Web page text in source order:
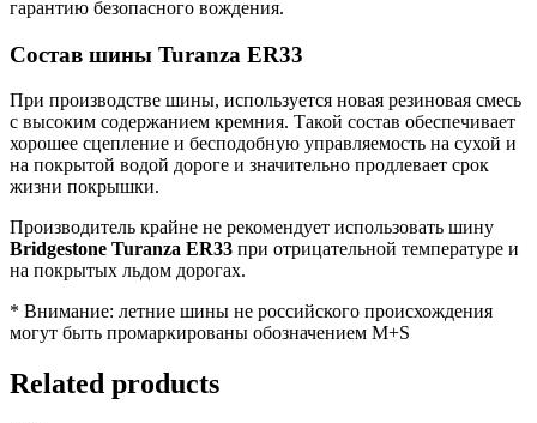
гарантию безопасного вождения.
Состав шины Turanza ER33
При производстве шины, используется новая резиновая смесь
с высоким содержанием кремния. Такой состав обеспечивает
хорошее сцепление и бесподобную управляемость на сухой и
на покрытой водой дороге и значительно продлевает срок
жизни покрышки.
Производитель крайне не рекомендует использовать шину
Bridgestone Turanza ER33 при отрицательной температуре и
на покрытых льдом дорогах.
* Внимание: летние шины не российского происхождения
могут быть промаркированы обозначением M+S
Related products